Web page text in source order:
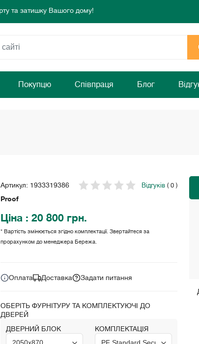
Покупцю Співпраця Блог
Артикул: 1933319386 Відгуків ( 0 )
Proof
Ціна : 20 800 грн.
* Вартість змінюється згідно комплектації. Звертайтеся за
прорахунком до менеджера Бережа.
Оплата Доставка Задати питання
ОБЕРІТЬ ФУРНІТУРУ ТА КОМПЛЕКТУЮЧІ ДО
ДВЕРЕЙ
ДВЕРНИЙ БЛОК
КОМПЛЕКТАЦІЯ